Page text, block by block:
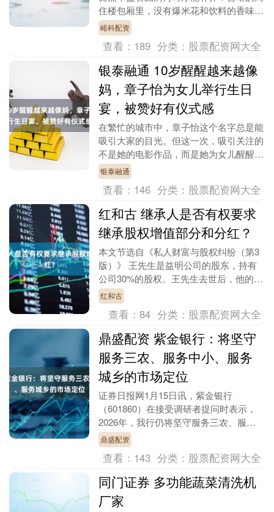
住楼包厢里，没有爆米花和饮料的香味，
只有暧昧的灯光和有偿陪侍的暗语声，这
些原本主打私密....
峪科配资
查看： 189 分类： 股票配资网大全
银泰融通 10岁醒醒越来越像
妈，章子怡为女儿举行生日
宴，被赞好有仪式感
在繁忙的城市中，章子怡这个名字总是能
吸引大家的目光。但这一次，吸引关注的
不是她的电影作品，而是她为女儿醒醒庆
祝10岁生日时的温馨场面。这次生日派对
并没有豪华的装....
银泰融通
查看： 146 分类： 股票配资网大全
红和古 继承人是否有权要求
继承股权增值部分和分红？
本文节选自《私人财富与股权纠纷（第3
版）》 王先生是益明公司的股东，持有
公司30%的股权。王先生去世后，他的妻
子和父母均放弃继承股权，一致同意由独
子小王一人继承....
红和古
查看：84 分类： 股票配资网大全
鼎盛配资 紫金银行：将坚守
服务三农、服务中小、服务
城乡的市场定位
证券日报网1月15日讯，紫金银行
（601860）在接受调研者提问时表示，
2026年，我行仍将坚守服务三农、服务
中小、服务城乡的市场定位，以服务实体
经济为根本宗旨....
鼎盛配资
查看： 143 分类： 股票配资网大全
同门证券 多功能蔬菜清洗机
厂家